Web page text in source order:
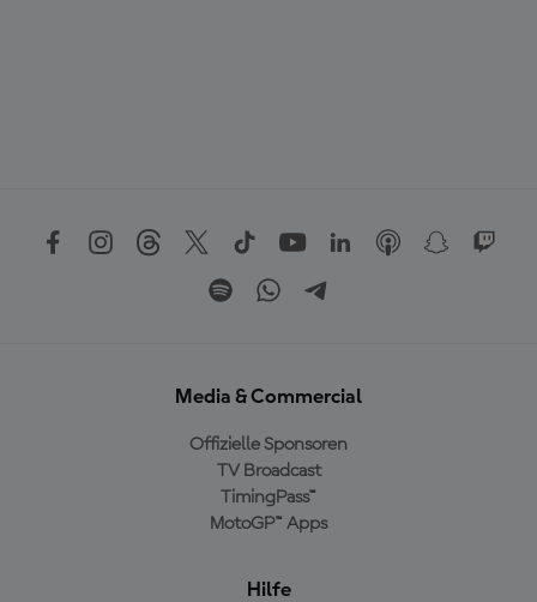
Media & Commercial
Offizielle Sponsoren
TV Broadcast
TimingPass™
MotoGP™ Apps
Hilfe